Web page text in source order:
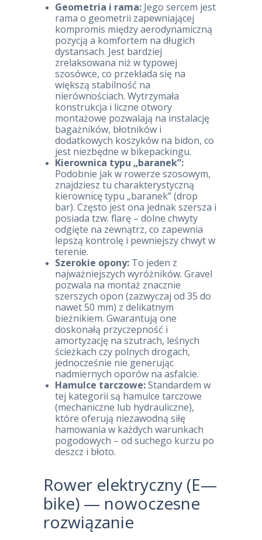
Geometria i rama:Jego sercem jest
rama o geometrii zapewniającej
kompromis między aerodynamiczną
pozycją a komfortem na długich
dystansach. Jest bardziej
zrelaksowana niż w typowej
szosówce, co przekłada się na
większą stabilność na
nierównościach. Wytrzymała
konstrukcja i liczne otwory
montażowe pozwalają na instalację
bagażników, błotników i
dodatkowych koszyków na bidon, co
jest niezbędne w bikepackingu.
Kierownica typu „baranek”:
Podobnie jak w rowerze szosowym,
znajdziesz tu charakterystyczną
kierownicę typu „baranek” (drop
bar). Często jest ona jednak szersza i
posiada tzw. flarę – dolne chwyty
odgięte na zewnątrz, co zapewnia
lepszą kontrolę i pewniejszy chwyt w
terenie.
Szerokie opony:To jeden z
najważniejszych wyróżników. Gravel
pozwala na montaż znacznie
szerszych opon (zazwyczaj od 35 do
nawet 50 mm) z delikatnym
bieżnikiem. Gwarantują one
doskonałą przyczepność i
amortyzację na szutrach, leśnych
ścieżkach czy polnych drogach,
jednocześnie nie generując
nadmiernych oporów na asfalcie.
Hamulce tarczowe:Standardem w
tej kategorii są hamulce tarczowe
(mechaniczne lub hydrauliczne),
które oferują niezawodną siłę
hamowania w każdych warunkach
pogodowych – od suchego kurzu po
deszcz i błoto.
Rower elektryczny (E—
bike) — nowoczesne
rozwiązanie